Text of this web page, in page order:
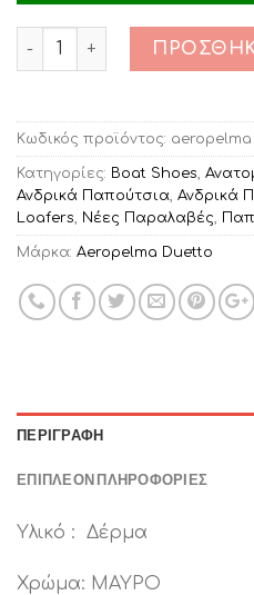
Ποσότητα
Κωδικός προϊόντος: aeropelma
Κατηγορίες: Boat Shoes,
Ανδρικά Παπούτσια, Ανδρικά
Loafers, Νέες Παραλαβές,
Μάρκα: Aeropelma Duetto
ΠΕΡΙΓΡΑΦΉ
ΕΠΙΠΛΈΟΝ ΠΛΗΡΟΦΟΡΊΕΣ
Υλικό : Δέρμα
Χρώμα: ΜΑΥΡΟ